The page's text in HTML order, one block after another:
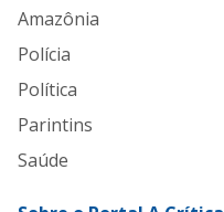
Amazônia
Polícia
Política
Parintins
Saúde